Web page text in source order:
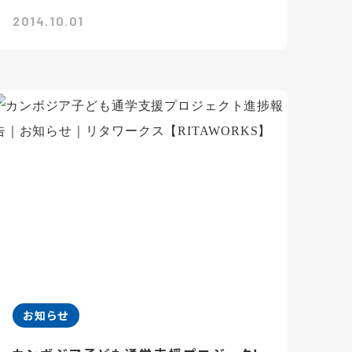
2014.10.01
お知らせ